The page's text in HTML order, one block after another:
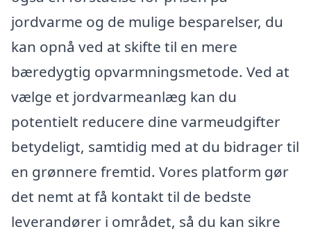
jordvarme og de mulige besparelser, du
kan opnå ved at skifte til en mere
bæredygtig opvarmningsmetode. Ved at
vælge et jordvarmeanlæg kan du
potentielt reducere dine varmeudgifter
betydeligt, samtidig med at du bidrager til
en grønnere fremtid. Vores platform gør
det nemt at få kontakt til de bedste
leverandører i området, så du kan sikre